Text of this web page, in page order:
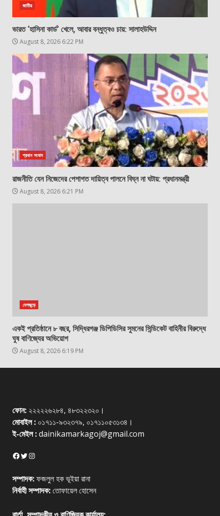
জাতীয়
ভারত ‘হাসিনা কার্ড’ খেলে, আবার বন্ধুত্বও চায়: সালাহউদ্দিন
August 8, 2026 6:22 PM
প্রধান সংবাদ
রাজনীতি যেন নিজেদের পেশাগত দায়িত্ব পালনে বিঘ্ন না ঘটায়: প্রধানমন্ত্রী
August 8, 2026 6:21 PM
দেশজুড়ে
একই প্রতিষ্ঠানে ৮ বছর, সিদ্ধিরগঞ্জ ডিপিডিসির সুমনের সিন্ডিকেট বাহিনীর বিরুদ্ধে
ঘুষ বাণিজ্যের অভিয়োগ
August 8, 2026 6:19 PM
ফোন: ২২২২২৬২৮৪, ৪৮৩২২৩২০।
মোবাইল : ০১৭১১-৯৩২৩৭৯, ০১৭১১০৫৩১৩৪।
ই-মেইল :dainikamarkagoj@gmail.com
Facebook
Twitter
Instagram
সম্পাদক:ফজলুল হক ভূইয়া রানা
নির্বাহী সম্পাদক:তোফায়েল হোসেন